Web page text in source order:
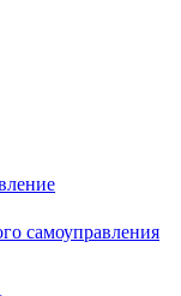
самоуправления